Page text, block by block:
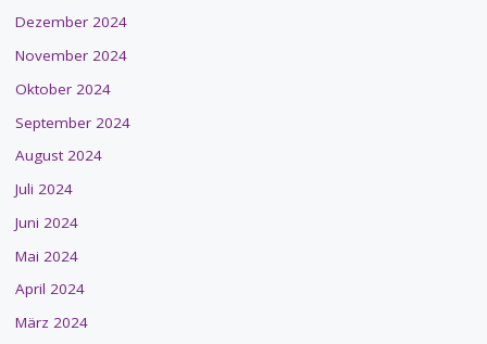
Dezember 2024
November 2024
Oktober 2024
September 2024
August 2024
Juli 2024
Juni 2024
Mai 2024
April 2024
März 2024